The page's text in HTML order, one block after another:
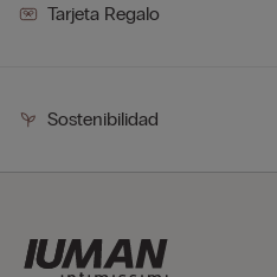
Tarjeta Regalo
Sostenibilidad